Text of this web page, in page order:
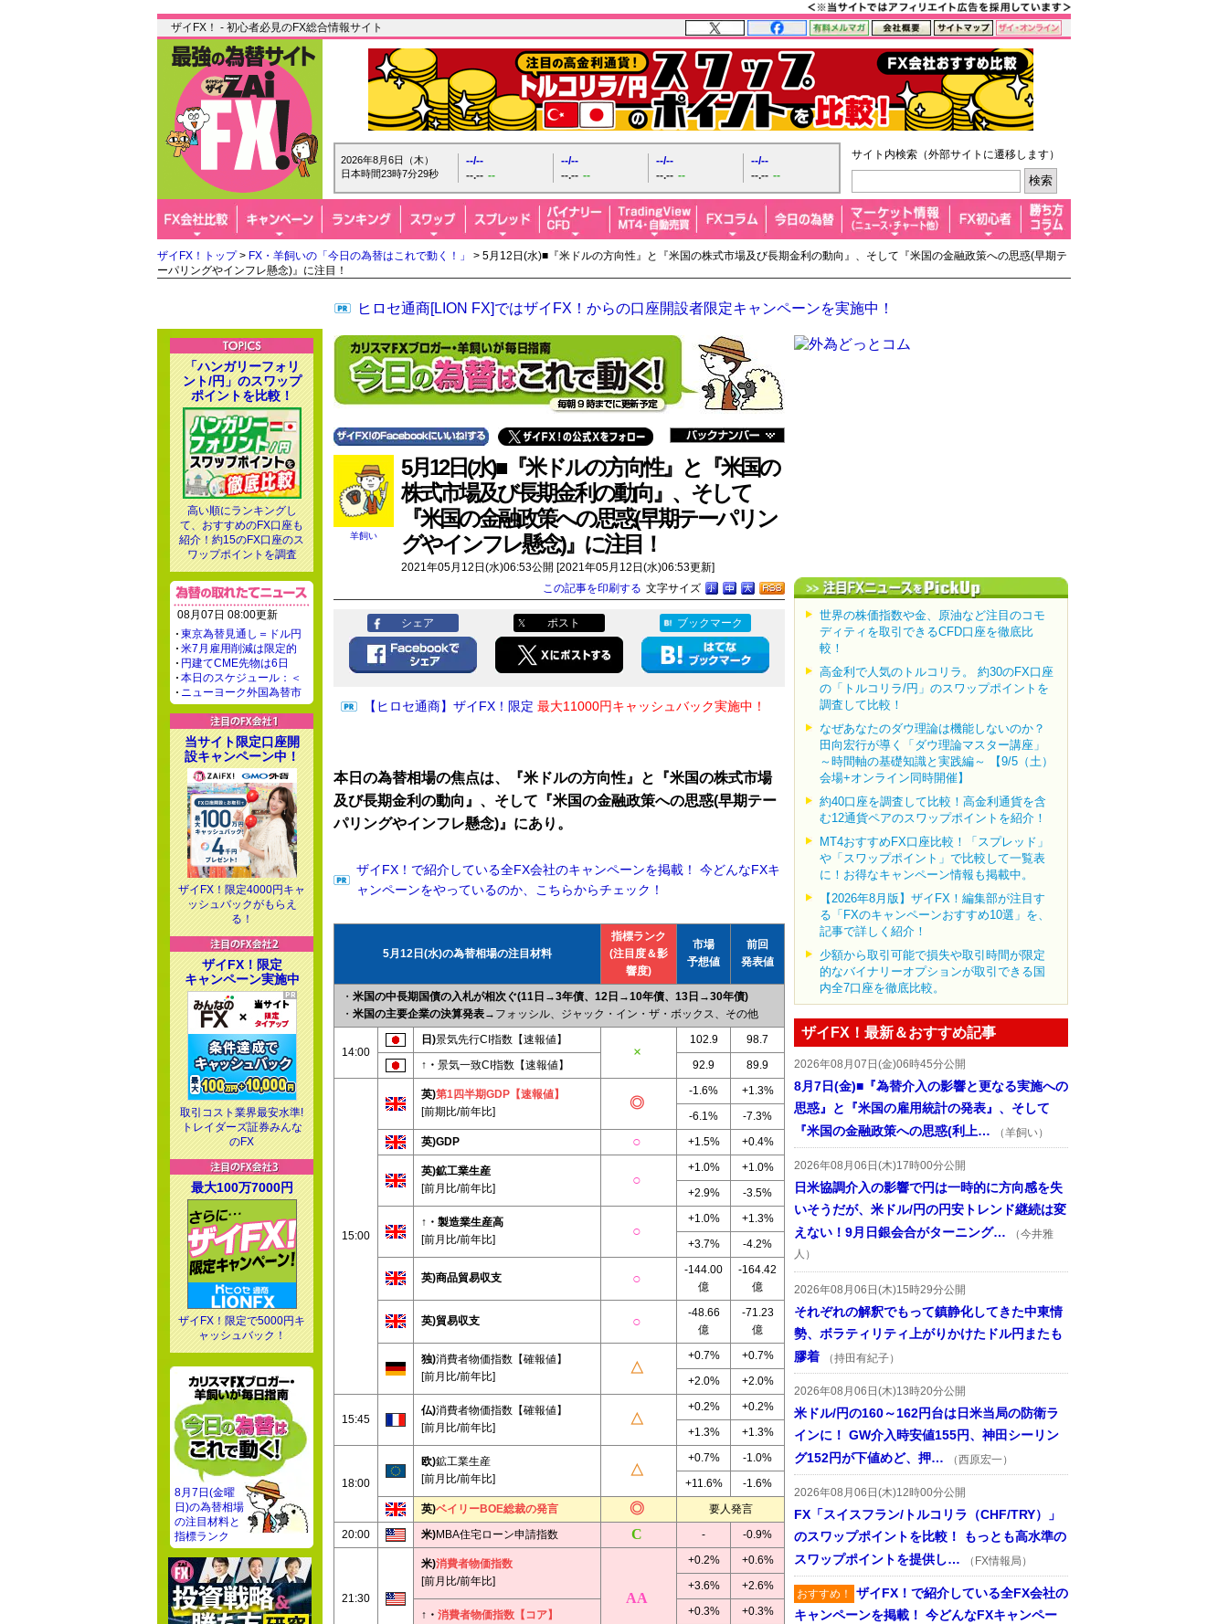
ザイFX！ - 初心者必見のFX総合情報サイト
2026年8月6日（木）
日本時間23時7分30秒
--/--
--.-- --
--/--
--.-- --
--/--
--.-- --
--/--
--.-- --
サイト内検索（外部サイトに遷移します）
ザイFX！トップ> FX・羊飼いの「今日の為替はこれで動く！」
> 5月12日(水)■『米ドルの方向性』と『米国の株式市場及び長期金利の動向』、そして『米国の金融政策への思惑(早期テ
ーパリングやインフレ懸念)』に注目！
ヒロセ通商[LION FX]ではザイFX！からの口座開設者限定キャンペーンを実施中！
羊飼い
5月12日(水)■『米ドルの方向性』と『米国の
株式市場及び長期金利の動向』、そして
『米国の金融政策への思惑(早期テーパリン
グやインフレ懸念)』に注目！
2021年05月12日(水)06:53公開 [2021年05月12日(水)06:53更新]
文字サイズ
この記事を印刷する
シェア ポスト ブックマーク
【ヒロセ通商】ザイFX！限定 最大11000円キャッシュバック実施中！
本日の為替相場の焦点は、『米ドルの方向性』と『米国の株式市場
及び長期金利の動向』、そして『米国の金融政策への思惑(早期テー
パリングやインフレ懸念)』にあり。
ザイFX！で紹介している全FX会社のキャンペーンを掲載！ 今どんなFXキ
ャンペーンをやっているのか、こちらからチェック！
5月12日(水)の為替相場の注目材料
指標ランク
(注目度＆影
響度)
市場
予想値
前回
発表値
・ 米国の中長期国債の入札が相次ぐ(11日→3年債、12日→10年債、13日→30年債)
・ 米国の主要企業の決算発表→フォッシル、ジャック・イン・ザ・ボックス、その他
14:00
日)景気先行CI指数【速報値】 102.9
98.7
↑・ 景気一致CI指数【速報値】 92.9 89.9
15:00
英)第1四半期GDP【速報値】
[前期比/前年比]
-1.6%
+1.3%
-6.1%
-7.3%
英)GDP
+1.5% +0.4%
英)鉱工業生産
[前月比/前年比]
+1.0%
+1.0%
+2.9%
-3.5%
↑・製造業生産高
[前月比/前年比]
+1.0%
+1.3%
+3.7%
-4.2%
英)商品貿易収支
-144.00
億
-164.42
億
英)貿易収支
-48.66
億
-71.23
億
独)消費者物価指数【確報値】
[前月比/前年比]
+0.7%
+0.7%
+2.0%
+2.0%
15:45
仏)消費者物価指数【確報値】
[前月比/前年比]
+0.2%
+0.2%
+1.3%
+1.3%
18:00
欧)鉱工業生産
[前月比/前年比]
+0.7%
-1.0%
+11.6%
-1.6%
英)ベイリーBOE総裁の発言
要人発言
20:00
米)MBA住宅ローン申請指数 - -0.9%
21:30
米)消費者物価指数
[前月比/前年比]
+0.2%
+0.6%
+3.6%
+2.6%
↑・ 消費者物価指数【コア】
+0.3%
+0.3%
世界の株価指数や金、原油など注目のコモ
ディティを取引できるCFD口座を徹底比
較！
高金利で人気のトルコリラ。 約30のFX口座
の「トルコリラ/円」のスワップポイントを
調査して比較！
なぜあなたのダウ理論は機能しないのか？
田向宏行が導く「ダウ理論マスター講座」
～時間軸の基礎知識と実践編～ 【9/5（土）
会場+オンライン同時開催】
約40口座を調査して比較！高金利通貨を含
む12通貨ペアのスワップポイントを紹介！
MT4おすすめFX口座比較！「スプレッド」
や「スワップポイント」で比較して一覧表
に！お得なキャンペーン情報も掲載中。
【2026年8月版】ザイFX！編集部が注目す
る「FXのキャンペーンおすすめ10選」を、
記事で詳しく紹介！
少額から取引可能で損失や取引時間が限定
的なバイナリーオプションが取引できる国
内全7口座を徹底比較。
ザイFX！最新＆おすすめ記事
2026年08月07日(金)06時45分公開
8月7日(金)■『為替介入の影響と更なる実施への
思惑』と『米国の雇用統計の発表』、そして
『米国の金融政策への思惑(利上…
（羊飼い）
2026年08月06日(木)17時00分公開
日米協調介入の影響で円は一時的に方向感を失
いそうだが、米ドル/円の円安トレンド継続は変
えない！9月日銀会合がターニング…
（今井雅
人）
2026年08月06日(木)15時29分公開
それぞれの解釈でもって鎮静化してきた中東情
勢、ボラティリティ上がりかけたドル円またも
膠着
（持田有紀子）
2026年08月06日(木)13時20分公開
米ドル/円の160～162円台は日米当局の防衛ラ
インに！ GW介入時安値155円、神田シーリン
グ152円が下値めど、押…
（西原宏一）
2026年08月06日(木)12時00分公開
FX「スイスフラン/トルコリラ（CHF/TRY）」
のスワップポイントを比較！ もっとも高水準の
スワップポイントを提供し…
（FX情報局）
おすすめ！ ザイFX！で紹介している全FX会社の
キャンペーンを掲載！ 今どんなFXキャンペー
「ハンガリーフォリ
ント/円」のスワップ
ポイントを比較！
高い順にランキングし
て、おすすめのFX口座も
紹介！約15のFX口座のス
ワップポイントを調査
08月07日 08:00更新
東京為替見通し＝ドル円
米7月雇用削減は限定的
円建てCME先物は6日
本日のスケジュール：＜
ニューヨーク外国為替市
当サイト限定口座開
設キャンペーン中！
ザイFX！限定4000円キャ
ッシュバックがもらえ
る！
ザイFX！限定
キャンペーン実施中
取引コスト業界最安水準!
トレイダーズ証券みんな
のFX
最大100万7000円
ザイFX！限定で5000円キ
ャッシュバック！
8月7日(金曜
日)の為替相場
の注目材料と
指標ランク